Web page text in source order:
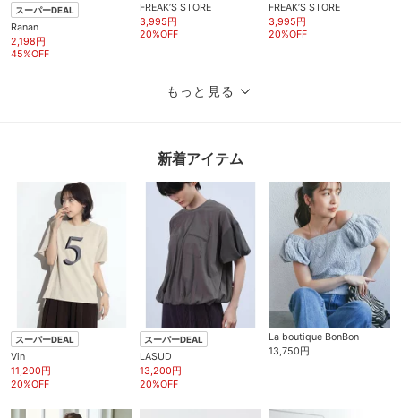
スーパーDEAL
Ranan
2,198円
45%OFF
FREAK’S STORE
3,995円
20%OFF
FREAK’S STORE
3,995円
20%OFF
もっと見る
新着アイテム
スーパーDEAL
Vin
11,200円
20%OFF
スーパーDEAL
LASUD
13,200円
20%OFF
La boutique BonBon
13,750円